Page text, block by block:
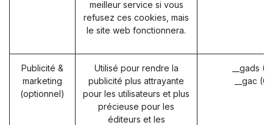
meilleur service si vous
refusez ces cookies, mais
le site web fonctionnera.
Publicité &
marketing
(optionnel)
Utilisé pour rendre la
publicité plus attrayante
pour les utilisateurs et plus
précieuse pour les
éditeurs et les
__gads
__gac